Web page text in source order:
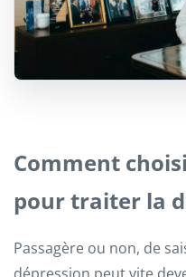
Comment
pour traiter la
Passagère ou non, de